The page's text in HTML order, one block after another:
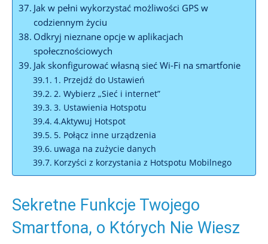
Jak w pełni wykorzystać możliwości GPS w
‍codziennym życiu
Odkryj nieznane⁤ opcje⁣ w aplikacjach
społecznościowych
Jak​ skonfigurować własną sieć Wi-Fi na smartfonie
1. Przejdź⁢ do Ustawień
2. Wybierz „Sieć ‌i ⁢internet”
3.⁤ Ustawienia Hotspotu
4.Aktywuj Hotspot
5. Połącz⁤ inne ⁣urządzenia
uwaga na zużycie danych
Korzyści z korzystania⁣ z Hotspotu Mobilnego
Sekretne Funkcje Twojego
⁢Smartfona, ​o Których Nie Wiesz